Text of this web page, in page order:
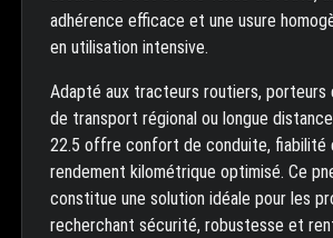
adhérence efficace et une usure
en utilisation intensive.
Adapté aux tracteurs routiers, porteurs
de transport régional ou longue
22.5 offre confort de conduite, fiabilité
rendement kilométrique optimisé. Ce
constitue une solution idéale pour les
recherchant sécurité, robustesse et